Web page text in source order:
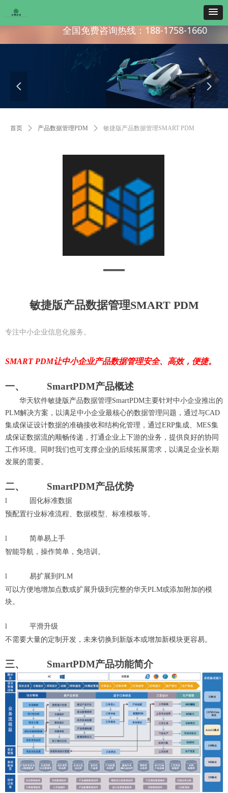
全国免费咨询热线：188-1758-1660
首页 ꄲ 产品数据管理PDM ꄲ 敏捷版产品数据管理SMART PDM
敏捷版产品数据管理SMART PDM
专注中小企业信息化服务。
SMART PDM让中小企业产品数据管理安全、高效，便捷。
一、 SmartPDM产品概述
华天软件敏捷版产品数据管理SmartPDM主要针对中小企业推出的
PLM解决方案，以满足中小企业最核心的数据管理问题，通过与CAD
集成保证设计数据的准确接收和结构化管理，通过ERP集成、MES集
成保证数据流的顺畅传递，打通企业上下游的业务，提供良好的协同
工作环境。同时我们也可支撑企业的后续拓展需求，以满足企业长期
发展的需要。
二、 SmartPDM产品优势
l
固化标准数据
预配置行业标准流程、数据模型、标准模板等。
l
简单易上手
智能导航，操作简单，免培训。
l 易扩展到PLM
可以方便地增加点数或扩展升级到完整的华天PLM或添加附加的模
块。
l
平滑升级
不需要大量的定制开发，未来切换到新版本或增加新模块更容易。
三、 SmartPDM产品功能简介
넳 넲